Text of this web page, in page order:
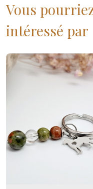
Vous
intéressé par